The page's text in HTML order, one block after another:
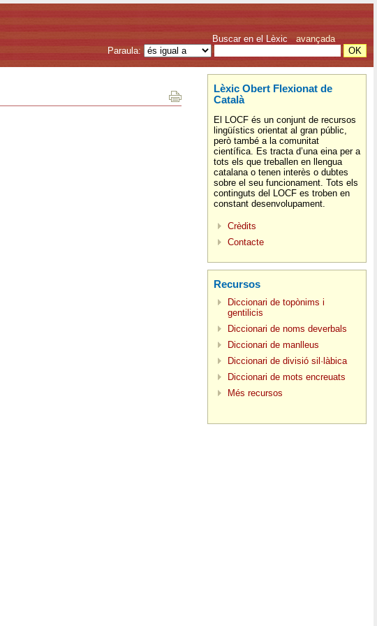
Buscar en el Lèxic avançada
Paraula:
Lèxic Obert Flexionat de
Català
El LOCF és un conjunt de recursos
lingüístics orientat al gran públic,
però també a la comunitat
científica. Es tracta d’una eina per a
tots els que treballen en llengua
catalana o tenen interès o dubtes
sobre el seu funcionament. Tots els
continguts del LOCF es troben en
constant desenvolupament.
Crèdits
Contacte
Recursos
Diccionari de topònims i
gentilicis
Diccionari de noms deverbals
Diccionari de manlleus
Diccionari de divisió sil·làbica
Diccionari de mots encreuats
Més recursos